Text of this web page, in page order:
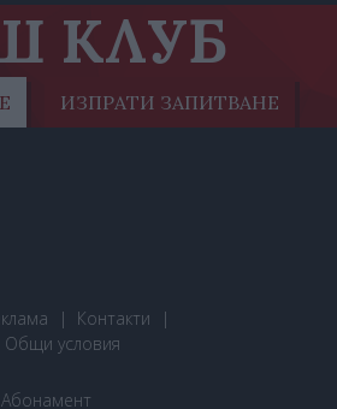
КЛУБ
ИЗПРАТИ ЗАПИТВАНЕ
Контакти
Общи условия
Абонамент